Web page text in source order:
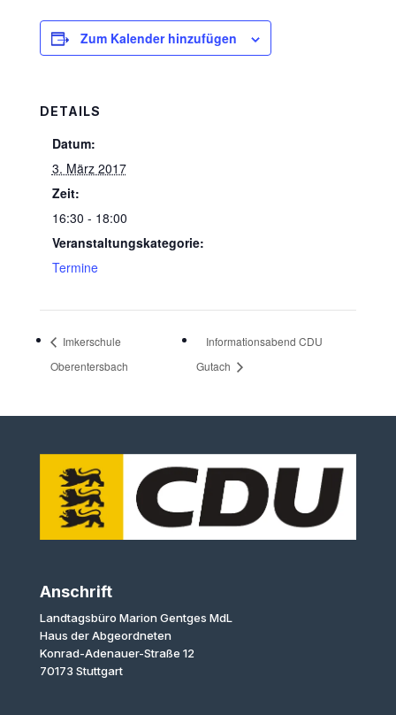
Zum Kalender hinzufügen
DETAILS
Datum:
3. März 2017
Zeit:
16:30 - 18:00
Veranstaltungskategorie:
Termine
Imkerschule
Oberentersbach
Informationsabend CDU
Gutach
Anschrift
Landtagsbüro Marion Gentges MdL
Haus der Abgeordneten
Konrad-Adenauer-Straße 12
70173 Stuttgart